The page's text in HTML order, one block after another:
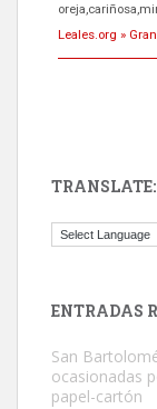
próximos días,
Leales.org »
Este gato
TRANSLATE:
ENTRADAS
San
ocasionadas
papel-cartón